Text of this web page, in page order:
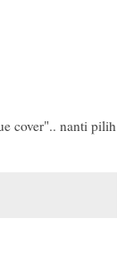
cover".. nanti pilih